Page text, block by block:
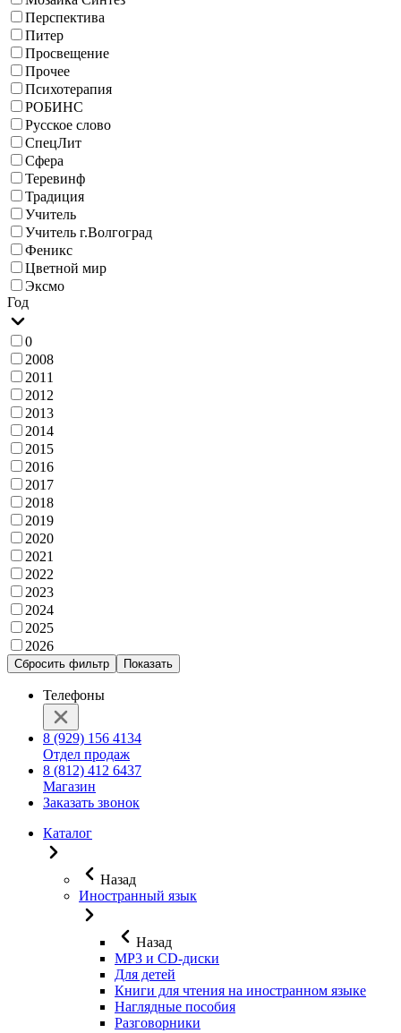
Перспектива
Питер
Просвещение
Прочее
Психотерапия
РОБИНС
Русское слово
СпецЛит
Сфера
Теревинф
Традиция
Учитель
Учитель г.Волгоград
Феникс
Цветной мир
Эксмо
Год
0
2008
2011
2012
2013
2014
2015
2016
2017
2018
2019
2020
2021
2022
2023
2024
2025
2026
Сбросить фильтр Показать
Телефоны
8 (929) 156 4134
Отдел продаж
8 (812) 412 6437
Магазин
Заказать звонок
Каталог
Назад
Иностранный язык
Назад
MP3 и CD-диски
Для детей
Книги для чтения на иностранном языке
Наглядные пособия
Разговорники